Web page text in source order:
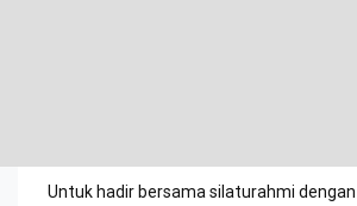
Untuk hadir bersama silaturahmi dengan